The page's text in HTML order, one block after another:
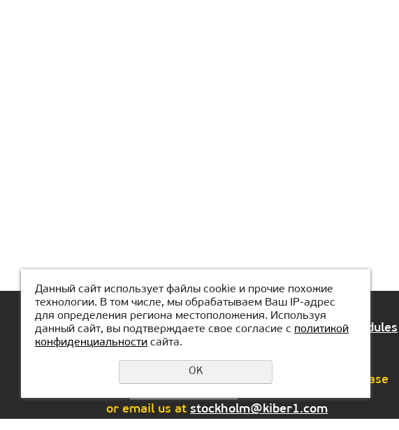
Home page Om Сyberskolan Vacations Modules
If you have any questions or suggestions, please
call+46 72-318 99 89
or email us at stockholm@kiber1.com
Данный сайт использует файлы cookie и прочие похожие
технологии. В том числе, мы обрабатываем Ваш IP-адрес
для определения региона местоположения. Используя
данный сайт, вы подтверждаете свое согласие с политикой
конфиденциальности сайта.
OK